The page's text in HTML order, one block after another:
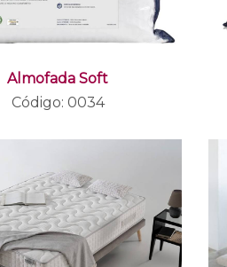
Almofada Soft
Código: 0034